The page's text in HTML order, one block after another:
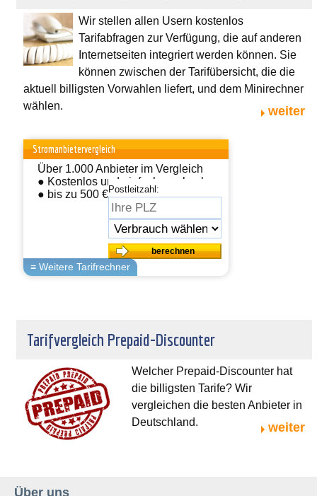
Wir stellen allen Usern kostenlos
Tarifabfragen zur Verfügung, die auf anderen
Internetseiten integriert werden können. Sie
können zwischen der Tarifübersicht, die die
aktuell billigsten Vorwahlen liefert, und dem Minirechner
wählen.
weiter
Stromanbietervergleich
Über 1.000 Anbieter im Vergleich
● Kostenlos und einfach wechseln
● bis zu 500 € sparen
Postleitzahl:
Tarifvergleich Prepaid-Discounter
Welcher Prepaid-Discounter hat
die billigsten Tarife? Wir
vergleichen die besten Anbieter in
Deutschland.
weiter
Über uns